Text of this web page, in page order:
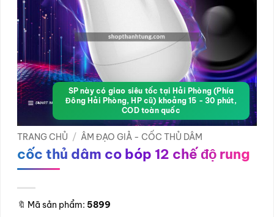
SP này có giao siêu tốc tại Hải Phòng (Phía
Đông Hải Phòng, HP cũ) khoảng 15 - 30 phút,
COD toàn quốc
TRANG CHỦ / ÂM ĐẠO GIẢ - CỐC THỦ DÂM
cốc thủ dâm co bóp 12 chế độ rung
🔖 Mã sản phẩm: 5899